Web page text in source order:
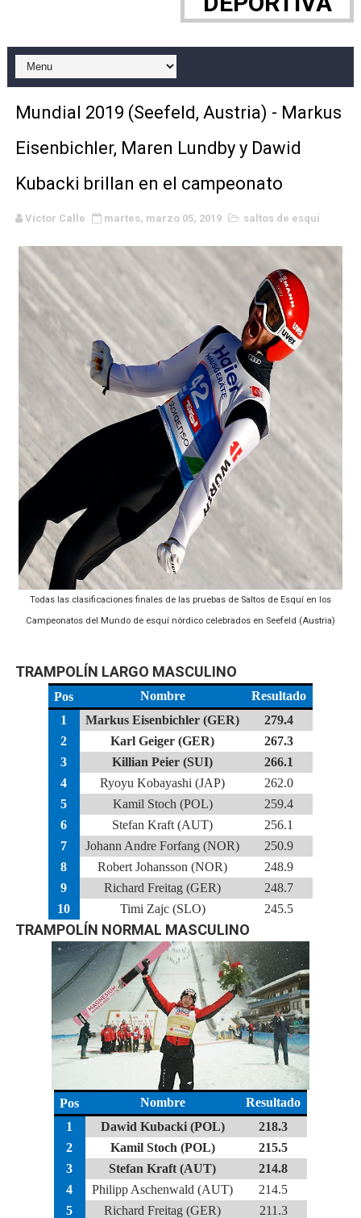
Grandes éxitos por fin para Chelsea Green, Chad
Campeonato de Europa de MTB 2026 (Monteceneri,
Campeonato de Europa de remo 2026 (Varese, Italia)
Athletes Unlimited Softball League 2026 - Las Utah
Mundial de piragüismo slalom 2026 (Oklahoma City,
Tour de Francia masculino 2026 - Tadej Pogacar
Mundial de Fórmula 1 2026 - Lando Norris consigue
Campeonato de Europa de saltos 2026 (París,
Tour de Francia femenino 2026 - Etapa 6
Women's Pro Baseball League 2026
Campeonato de Europa en aguas abiertas 2026
Mundial 2019 (Seefeld, Austria) - Markus
Eisenbichler, Maren Lundby y Dawid
Kubacki brillan en el campeonato
Víctor Calle martes, marzo 05, 2019 saltos de esquí
Todas las clasificaciones finales de las pruebas de Saltos de Esquí en los
Campeonatos del Mundo de esquí nórdico celebrados en Seefeld (Austria)
TRAMPOLÍN LARGO MASCULINO
Pos Nombre
Resultado
1
Markus Eisenbichler (GER)
279.4
2
Karl Geiger (GER)
267.3
3
Killian Peier (SUI)
266.1
4
Ryoyu Kobayashi (JAP)
262.0
5
Kamil Stoch (POL)
259.4
6
Stefan Kraft (AUT)
256.1
7
Johann Andre Forfang (NOR)
250.9
8
Robert Johansson (NOR)
248.9
9
Richard Freitag (GER)
248.7
10
Timi Zajc (SLO) 245.5
TRAMPOLÍN NORMAL MASCULINO
Pos Nombre
Resultado
1
Dawid Kubacki (POL)
218.3
2
Kamil Stoch (POL)
215.5
3
Stefan Kraft (AUT)
214.8
4
Philipp Aschenwald (AUT)
214.5
5
Richard Freitag (GER)
211.3